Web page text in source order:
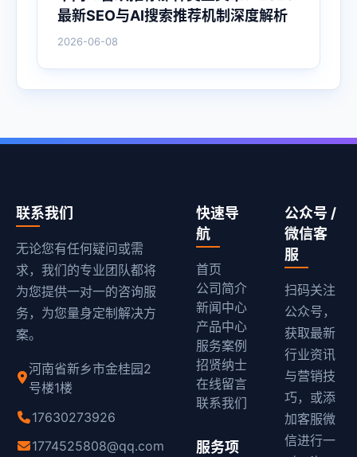
最新SEO与AI搜索推荐机制深度解析
2026-06-08
联系我们
无论您有任何疑问或需
求，我们的专业团队都将
为您提供一对一的咨询服
务，为您量身定制解决方
案。
河南省新乡市金桂园2
号楼1楼
17630273926
1774525808@qq.com
快速导
航
首页
公司简介
新闻中心
产品中心
服务案例
招贤纳士
在线留言
联系我们
服务项
公众号 /
微信客
服
扫码关注
公众号，
获取最新
行业资讯
与营销技
巧，或添
加客服微
信进行一